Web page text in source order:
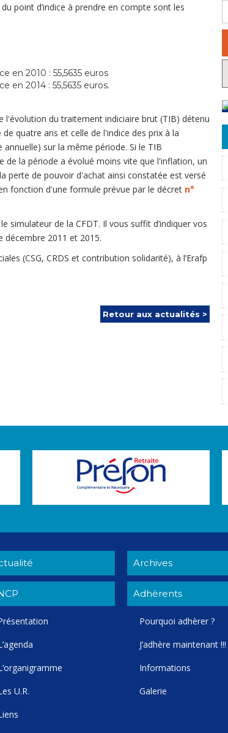
point d’indice à prendre en compte sont les
en 2010 : 55,5635 euros
en 2014 : 55,5635 euros.
l'évolution du traitement indiciaire brut (TIB) détenu
quatre ans et celle de l'indice des prix à la
sur la même période. Si le TIB
de la période a évolué moins vite que l'inflation, un
perte de pouvoir d'achat ainsi constatée est versé
fonction d'une formule prévue par le décret n°
simulateur de la CFDT. Il vous suffit d’indiquer vos
décembre 2011 et 2015.
(CSG, CRDS et contribution solidarité), à l’Erafp
Retour aux actualités >
U.R.
Archives
Adhèrents
Pourquoi adhèrer ?
J’adhère maintenant !!!
Informations
Galerie